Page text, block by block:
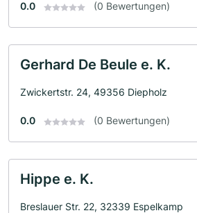
0.0 (0 Bewertungen)
Gerhard De Beule e. K.
Zwickertstr. 24, 49356 Diepholz
0.0 (0 Bewertungen)
Hippe e. K.
Breslauer Str. 22, 32339 Espelkamp